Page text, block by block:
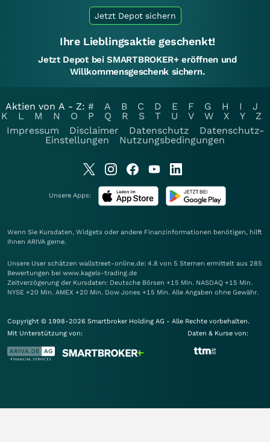
Jetzt Depot sichern
Ihre Lieblingsaktie geschenkt!
Jetzt Depot bei SMARTBROKER+ eröffnen und
Willkommensgeschenk sichern.
Aktien von A - Z: # A B C D E F G H I
J
K
L M N O P Q R S T U V W X Y
Z
Impressum
Disclaimer Datenschutz
Datenschutz-
Einstellungen
Nutzungsbedingungen
Unsere Apps:
Wenn Sie Kursdaten, Widgets oder andere Finanzinformationen benötigen, hilft
Ihnen ARIVA gerne.
Unsere User schätzen wallstreet-online.de: 4.8 von 5 Sternen ermittelt aus 285
Bewertungen bei www.kagels-trading.de
Zeitverzögerung der Kursdaten: Deutsche Börsen +15 Min. NASDAQ +15 Min.
NYSE +20 Min. AMEX +20 Min. Dow Jones +15 Min. Alle Angaben ohne Gewähr.
Copyright © 1998-2026 Smartbroker Holding AG - Alle Rechte vorbehalten.
Mit Unterstützung von:
Daten & Kurse von: